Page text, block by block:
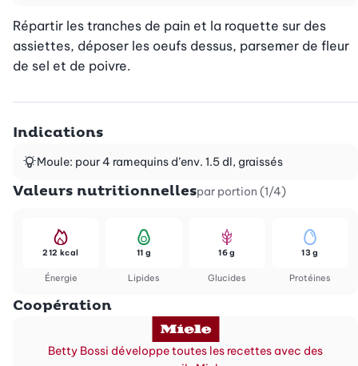
Répartir les tranches de pain et la roquette sur des
assiettes, déposer les oeufs dessus, parsemer de fleur
de sel et de poivre.
Indications
Moule: pour 4 ramequins d’env. 1.5 dl, graissés
Valeurs nutritionnellespar portion (1/4)
Énergie
212 kcal
Lipides
11 g
Glucides
16 g
Protéines
13 g
Coopération
Betty Bossi développe toutes les recettes avec des